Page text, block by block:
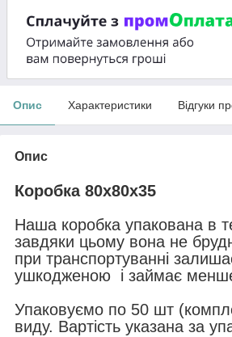
Опис Характеристики Відгуки
Опис
Коробка 80х80х35
Наша коробка упакована в
завдяки цьому вона не
при транспортуванні
ушкодженою і займає
Упаковуємо по 50 шт
виду. Вартість указана за